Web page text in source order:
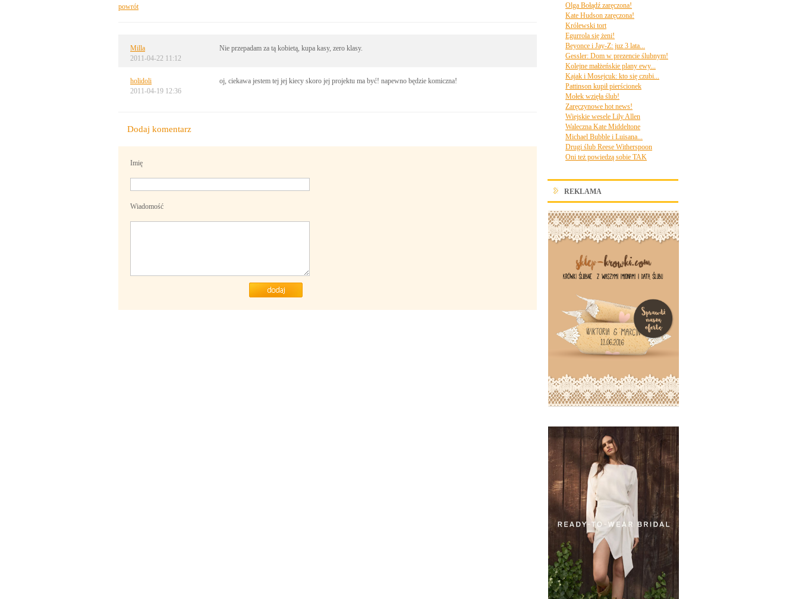
powrót
Milla
2011-04-22 11:12
Nie przepadam za tą kobietą, kupa kasy, zero klasy.
holidoli
2011-04-19 12:36
oj, ciekawa jestem tej jej kiecy skoro jej projektu ma być! napewno będzie komiczna!
Dodaj komentarz
Imię
Wiadomość
Olga Bołądź zaręczona!
Kate Hudson zaręczona!
Królewski tort
Egurrola się żeni!
Beyonce i Jay-Z: juz 3 lata...
Gessler: Dom w prezencie ślubnym!
Kolejne małżeńskie plany ewy...
Kajak i Mosejcuk: kto się czubi...
Pattinson kupił pierścionek
Mołek wzięła ślub!
Zaręczynowe hot news!
Wiejskie wesele Lily Allen
Waleczna Kate Middeltone
Michael Bubble i Luisana...
Drugi ślub Reese Witherspoon
Oni też powiedzą sobie TAK
REKLAMA